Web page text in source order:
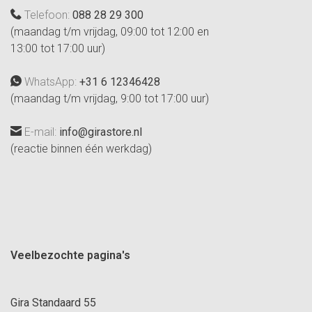
Telefoon: 088 28 29 300
(maandag t/m vrijdag, 09:00 tot 12:00 en
13:00 tot 17:00 uur)
WhatsApp: +31 6 12346428
(maandag t/m vrijdag, 9:00 tot 17:00 uur)
E-mail: info@girastore.nl
(reactie binnen één werkdag)
Veelbezochte pagina's
Gira Standaard 55